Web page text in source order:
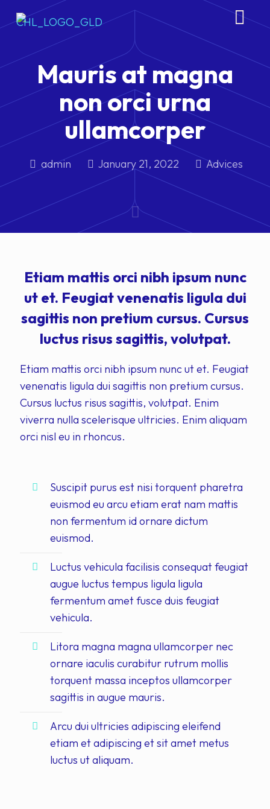
Mauris at magna
non orci urna
ullamcorper
admin January 21, 2022 Advices
Etiam mattis orci nibh ipsum nunc
ut et. Feugiat venenatis ligula dui
sagittis non pretium cursus. Cursus
luctus risus sagittis, volutpat.
Etiam mattis orci nibh ipsum nunc ut et. Feugiat
venenatis ligula dui sagittis non pretium cursus.
Cursus luctus risus sagittis, volutpat. Enim
viverra nulla scelerisque ultricies. Enim aliquam
orci nisl eu in rhoncus.
Suscipit purus est nisi torquent pharetra
euismod eu arcu etiam erat nam mattis
non fermentum id ornare dictum
euismod.
Luctus vehicula facilisis consequat feugiat
augue luctus tempus ligula ligula
fermentum amet fusce duis feugiat
vehicula.
Litora magna magna ullamcorper nec
ornare iaculis curabitur rutrum mollis
torquent massa inceptos ullamcorper
sagittis in augue mauris.
Arcu dui ultricies adipiscing eleifend
etiam et adipiscing et sit amet metus
luctus ut aliquam.